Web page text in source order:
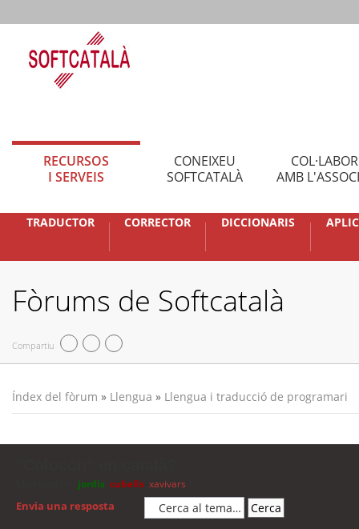
RECURSOS
I SERVEIS
CONEIXEU
SOFTCATALÀ
AMB
TRADUCTOR CORRECTOR DICCIONARIS
Fòrums de Softcatalà
Compartiu
Índex del fòrum » Llengua » Llengua i traducció de programari
jordis cubells xavivars
Envia una resposta